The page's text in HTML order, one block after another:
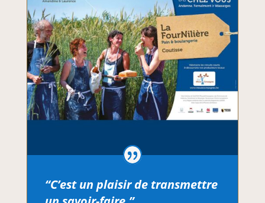
“C’est un plaisir de transmettre